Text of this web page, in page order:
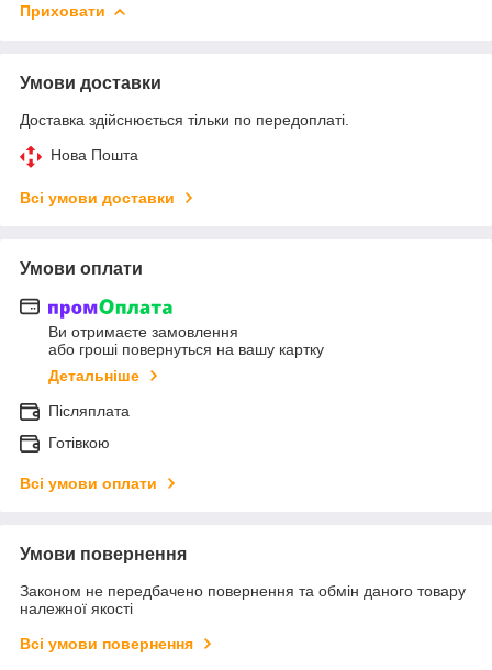
Приховати
Умови доставки
Доставка здійснюється тільки по передоплаті.
Нова Пошта
Всі умови доставки
Умови оплати
Ви отримаєте замовлення
або гроші повернуться на вашу картку
Детальніше
Післяплата
Готівкою
Всі умови оплати
Умови повернення
Законом не передбачено повернення та обмін даного товару
належної якості
Всі умови повернення